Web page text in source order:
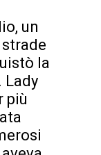
un
la
Lady
più